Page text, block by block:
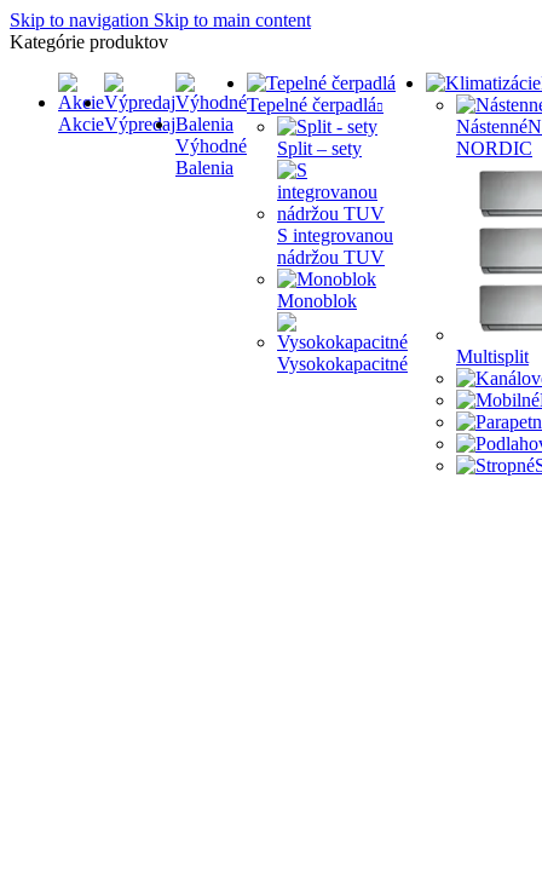
Skip to navigation Skip to main content
Kategórie produktov
AkcieVýpredaj
Výhodné
Balenia
Tepelné čerpadlá
Split – sety
S integrovanou
nádržou TUV
Monoblok
Vysokokapacitné
Nástenné
NORDIC
Multisplit